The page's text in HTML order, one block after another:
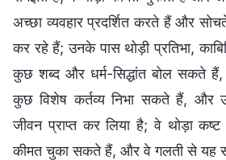
अच्छा व्यवहार प्रदर्शित करते हैं और
कर रहे हैं; उनके पास थोड़ी प्रतिभा,
कुछ शब्द और धर्म-सिद्धांत बोल सकते
कुछ विशेष कर्तव्य निभा सकते हैं, और
जीवन प्राप्त कर लिया है; वे थोड़ा
कीमत चुका सकते हैं, और वे गलती से यह